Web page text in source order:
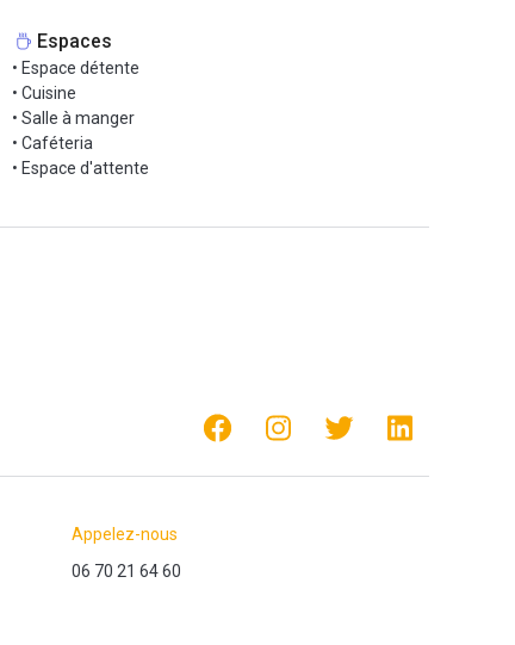
Espaces
• Espace détente
• Cuisine
• Salle à manger
• Caféteria
• Espace d'attente
Appelez-nous
06 70 21 64 60